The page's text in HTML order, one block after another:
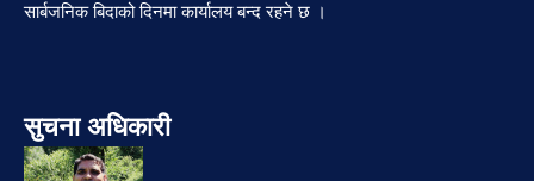
सार्बजनिक बिदाको दिनमा कार्यालय बन्द रहने छ ।
सुचना अधिकारी